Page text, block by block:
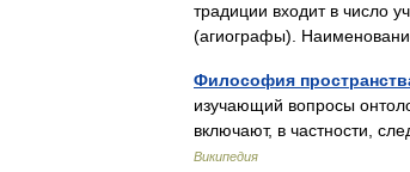
традиции входит в число
(агиографы).
Философия
изучающий вопросы
включают, в частности,
Википедия